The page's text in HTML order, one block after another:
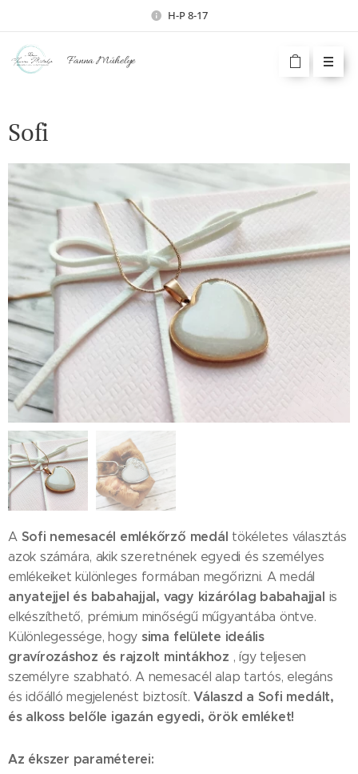
H-P 8-17
Fanna Műhelye
Sofi
A Sofi nemesacél emlékőrző medál tökéletes választás
azok számára, akik szeretnének egyedi és személyes
emlékeiket különleges formában megőrizni. A medál
anyatejjel és babahajjal, vagy kizárólag babahajjal is
elkészíthető, prémium minőségű műgyantába öntve.
Különlegessége, hogy sima felülete ideális
gravírozáshoz és rajzolt mintákhoz , így teljesen
személyre szabható. A nemesacél alap tartós, elegáns
és időálló megjelenést biztosít.Válaszd a Sofi medált,
és alkoss belőle igazán egyedi, örök emléket!
Az ékszer paraméterei: